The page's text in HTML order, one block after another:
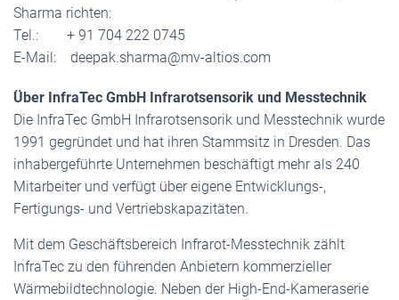
Sharma richten:
Tel.: + 91 704 222 0745
E-Mail: deepak.sharma@mv-altios.com
Über InfraTec GmbH Infrarotsensorik und Messtechnik
Die InfraTec GmbH Infrarotsensorik und Messtechnik wurde
1991 gegründet und hat ihren Stammsitz in Dresden. Das
inhabergeführte Unternehmen beschäftigt mehr als 240
Mitarbeiter und verfügt über eigene Entwicklungs-,
Fertigungs- und Vertriebskapazitäten.
Mit dem Geschäftsbereich Infrarot-Messtechnik zählt
InfraTec zu den führenden Anbietern kommerzieller
Wärmebildtechnologie. Neben der High-End-Kameraserie